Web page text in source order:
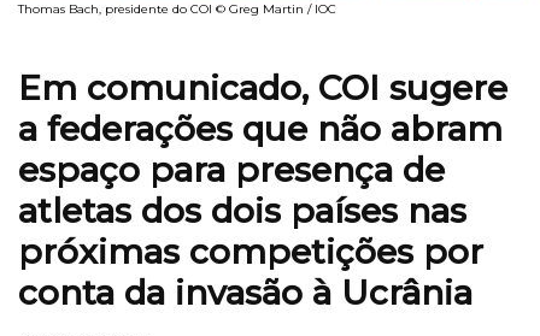
Thomas Bach, presidente do COI © Greg Martin / IOC
Em comunicado, COI sugere
a federações que não abram
espaço para presença de
atletas dos dois países nas
próximas competições por
conta da invasão à Ucrânia